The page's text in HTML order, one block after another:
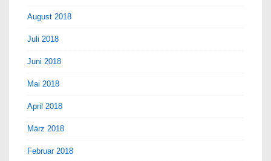
August 2018
Juli 2018
Juni 2018
Mai 2018
April 2018
März 2018
Februar 2018